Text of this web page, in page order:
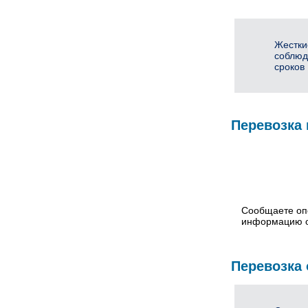
сроков
Перевозка
Сообщаете
информацию
Перевозка